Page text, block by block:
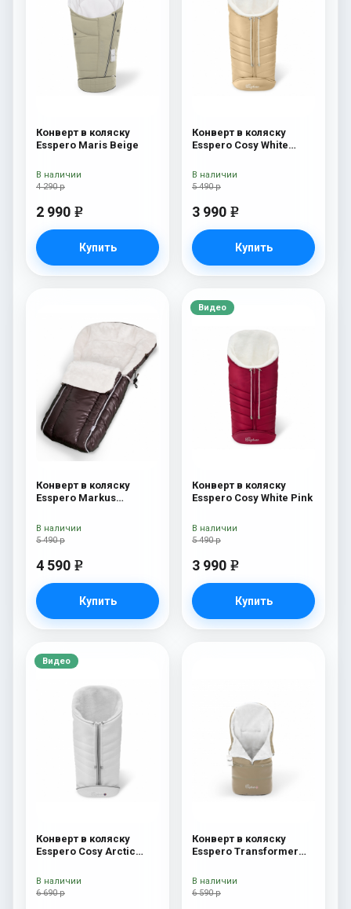
Конверт в коляску
Esspero Maris Beige
4 290 р
2 990 e
Купить
В наличии
Конверт в коляску
Esspero Cosy White
5 490 р
3 990 e
Купить
В наличии
Конверт в коляску
Esspero Markus
шерсть) Chocolat
5 490 р
4 590 e
Купить
В наличии
Видео
Конверт в коляску
Esspero Cosy White Pink
5 490 р
3 990 e
Купить
В наличии
Видео
Конверт в коляску
Esspero Cosy Arctic
6 690 р
В наличии
Конверт в коляску
Esspero Transformer
100% шерсть)
Cappuccino
6 590 р
В наличии